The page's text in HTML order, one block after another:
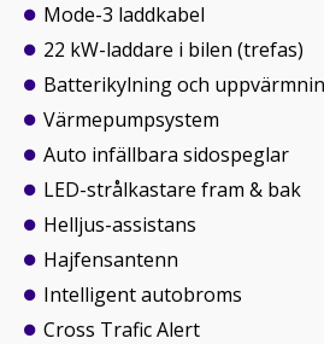
Mode-3 laddkabel
22 kW-laddare i bilen (trefas)
Batterikylning och
Värmepumpsystem
Auto infällbara sidospeglar
LED-strålkastare fram & bak
Helljus-assistans
Hajfensantenn
Intelligent autobroms
Cross Trafic Alert